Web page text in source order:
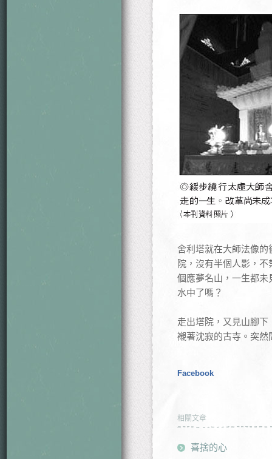
舍利塔就在大師法像
院，沒有半個人影，
個應夢名山，一生都
水中了嗎？
走出塔院，又見山腳
襯著沈寂的古寺。突
Facebook
相關文章
喜捨的心